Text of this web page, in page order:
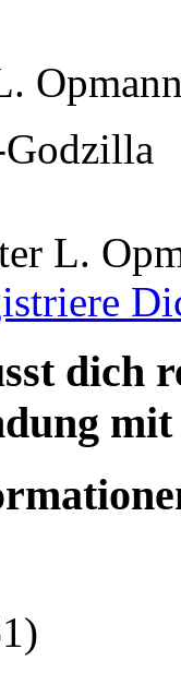
L.
dich
mit